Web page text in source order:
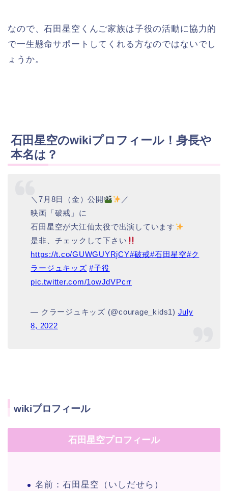
なので、石田星空くんご家族は子役の活動に協力的
で一生懸命サポートしてくれる方なのではないでし
ょうか。
石田星空のwikiプロフィール！身長や
本名は？
＼7月8日（金）公開
／
映画「破戒」に
石田星空が大江仙太役で出演しています
是非、チェックして下さい
https://t.co/GUWGUYRjCY#破戒#石田星空#ク
ラージュキッズ #子役
pic.twitter.com/1owJdVPcrr
— クラージュキッズ (@courage_kids1) July
8, 2022
wikiプロフィール
石田星空プロフィール
名前：石田星空（いしだせら）